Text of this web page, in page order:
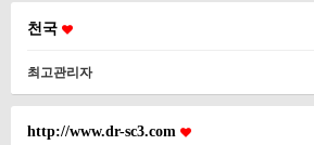
천국
최고관리자
http://www.dr-sc3.com